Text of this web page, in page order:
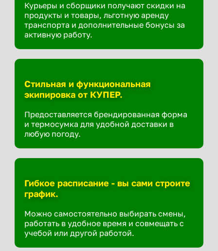
Курьеры и сборщики получают скидки на
продукты и товары, льготную аренду
транспорта и дополнительные бонусы за
активную работу.
Стильная и функциональная
экипировка от КУПЕР.
Предоставляется брендированная форма
и термосумка для удобной доставки в
любую погоду.
Гибкое расписание - вы сами строите
график.
Можно самостоятельно выбирать смены,
работать в удобное время и совмещать с
учебой или другой работой.